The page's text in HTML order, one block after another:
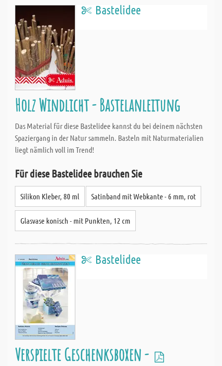
Bastelidee
Holz Windlicht - Bastelanleitung
Das Material für diese Bastelidee kannst du bei deinem nächsten
Spaziergang in der Natur sammeln. Basteln mit Naturmaterialien
liegt nämlich voll im Trend!
Für diese Bastelidee brauchen Sie
Silikon Kleber, 80 ml Satinband mit Webkante - 6 mm, rot
Glasvase konisch - mit Punkten, 12 cm
Bastelidee
Verspielte Geschenksboxen -